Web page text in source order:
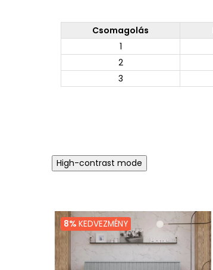
Csomagolás
1
2
3
High-contrast mode
8% KEDVEZMÉNY